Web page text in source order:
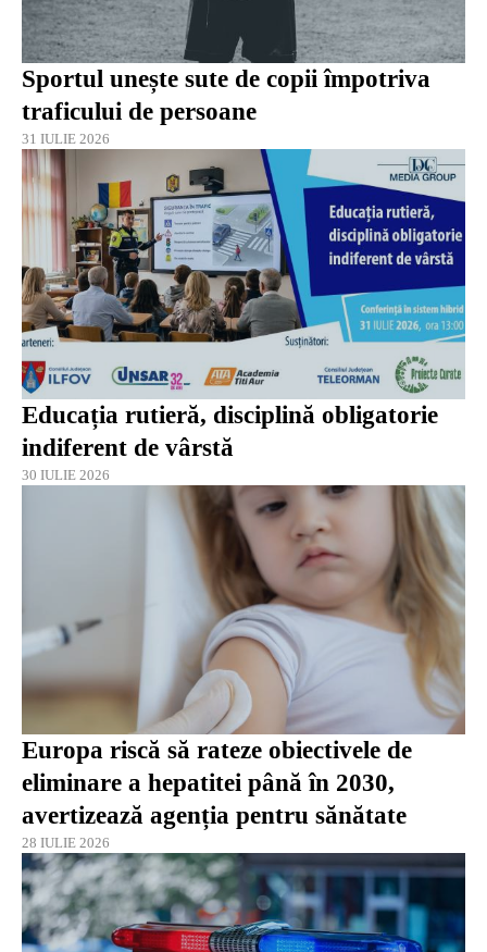
Sportul unește sute de copii împotriva
traficului de persoane
31 IULIE 2026
Educația rutieră, disciplină obligatorie
indiferent de vârstă
30 IULIE 2026
Europa riscă să rateze obiectivele de
eliminare a hepatitei până în 2030,
avertizează agenția pentru sănătate
28 IULIE 2026